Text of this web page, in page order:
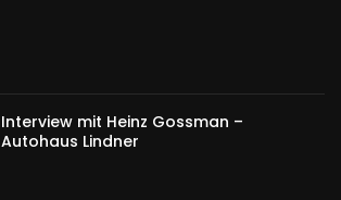
Interview mit Heinz Gossman –
Autohaus Lindner